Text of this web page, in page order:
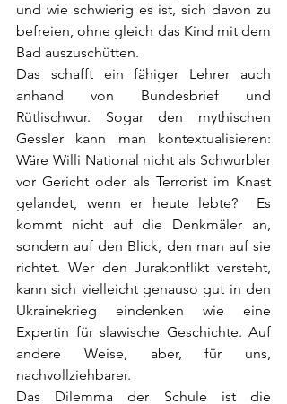
und wie schwierig es ist, sich davon zu
befreien, ohne gleich das Kind mit dem
Bad auszuschütten.
Das schafft ein fähiger Lehrer auch
anhand von Bundesbrief und
Rütlischwur. Sogar den mythischen
Gessler kann man kontextualisieren:
Wäre Willi National nicht als Schwurbler
vor Gericht oder als Terrorist im Knast
gelandet, wenn er heute lebte?  Es
kommt nicht auf die Denkmäler an,
sondern auf den Blick, den man auf sie
richtet. Wer den Jurakonflikt versteht,
kann sich vielleicht genauso gut in den
Ukrainekrieg eindenken wie eine
Expertin für slawische Geschichte. Auf
andere Weise, aber, für uns,
nachvollziehbarer.
Das Dilemma der Schule ist die